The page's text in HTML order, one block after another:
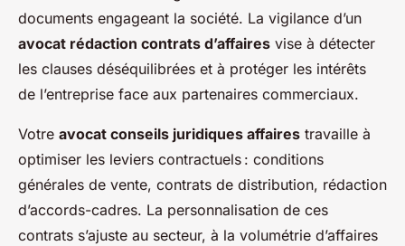
documents engageant la société. La vigilance d’un
avocat rédaction contrats d’affaires vise à détecter
les clauses déséquilibrées et à protéger les intérêts
de l’entreprise face aux partenaires commerciaux.
Votre avocat conseils juridiques affaires travaille à
optimiser les leviers contractuels : conditions
générales de vente, contrats de distribution, rédaction
d’accords-cadres. La personnalisation de ces
contrats s’ajuste au secteur, à la volumétrie d’affaires